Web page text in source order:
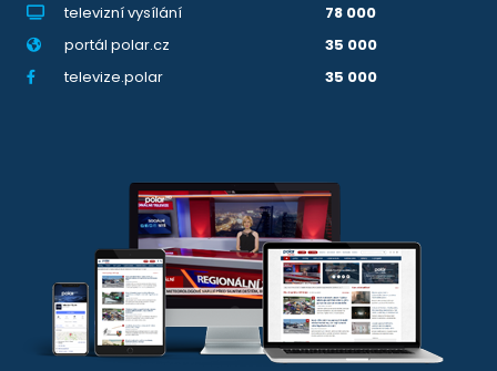
televizní vysílání
78 000
portál polar.cz
35 000
televize.polar
35 000